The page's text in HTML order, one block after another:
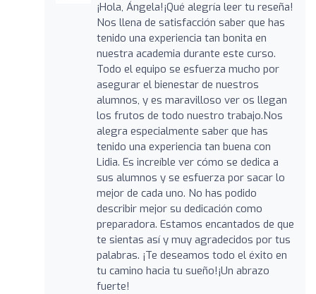
¡Hola, Ángela!¡Qué alegría leer tu reseña!
Nos llena de satisfacción saber que has
tenido una experiencia tan bonita en
nuestra academia durante este curso.
Todo el equipo se esfuerza mucho por
asegurar el bienestar de nuestros
alumnos, y es maravilloso ver os llegan
los frutos de todo nuestro trabajo.Nos
alegra especialmente saber que has
tenido una experiencia tan buena con
Lidia. Es increíble ver cómo se dedica a
sus alumnos y se esfuerza por sacar lo
mejor de cada uno. No has podido
describir mejor su dedicación como
preparadora. Estamos encantados de que
te sientas así y muy agradecidos por tus
palabras. ¡Te deseamos todo el éxito en
tu camino hacia tu sueño!¡Un abrazo
fuerte!